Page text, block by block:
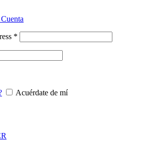
*
Acuérdate de mí